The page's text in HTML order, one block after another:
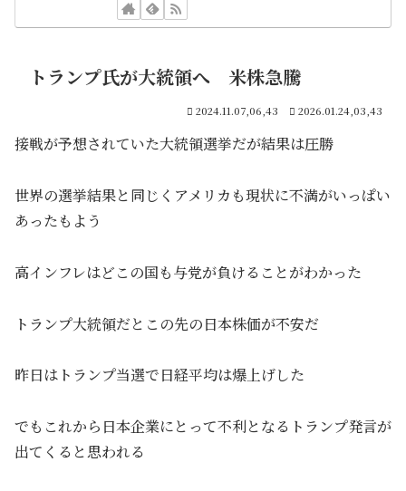
トランプ氏が大統領へ 米株急騰
2024.11.07,06,43 2026.01.24,03,43
接戦が予想されていた大統領選挙だが結果は圧勝
世界の選挙結果と同じくアメリカも現状に不満がいっぱい
あったもよう
高インフレはどこの国も与党が負けることがわかった
トランプ大統領だとこの先の日本株価が不安だ
昨日はトランプ当選で日経平均は爆上げした
でもこれから日本企業にとって不利となるトランプ発言が
出てくると思われる